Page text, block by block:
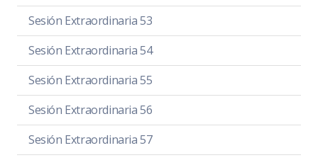
Sesión Extraordinaria 53
Sesión Extraordinaria 54
Sesión Extraordinaria 55
Sesión Extraordinaria 56
Sesión Extraordinaria 57